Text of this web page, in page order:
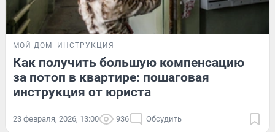
МОЙ ДОМ ИНСТРУКЦИЯ
Как получить большую компенсацию
за потоп в квартире: пошаговая
инструкция от юриста
23 февраля, 2026, 13:00 936 Обсудить